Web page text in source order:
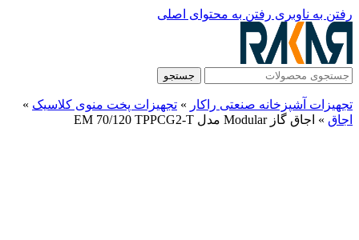
رفتن به ناوبری رفتن به محتوای اصلی
جستجو
تجهیزات آشپزخانه صنعتی راکار » تجهیزات پخت منوی کلاسیک »
اجاق » اجاق گاز Modular مدل EM 70/120 TPPCG2-T